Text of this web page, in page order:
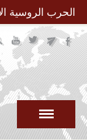
الحرب الروسية